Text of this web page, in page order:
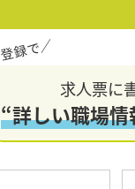
求人票に
“詳しい職場情